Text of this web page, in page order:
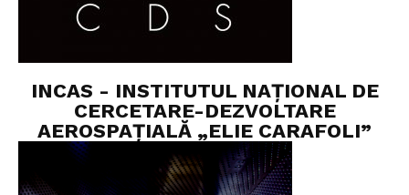
INCAS - INSTITUTUL NAȚIONAL DE
CERCETARE-DEZVOLTARE
AEROSPAȚIALĂ „ELIE CARAFOLI”